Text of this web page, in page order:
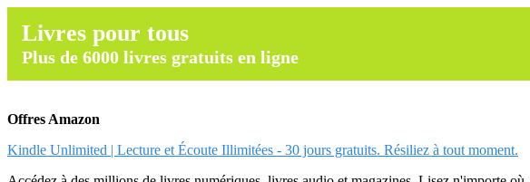
Livres pour tous
Plus de 6000 livres gratuits en ligne
Offres Amazon
Kindle Unlimited | Lecture et Écoute Illimitées - 30 jours gratuits. Résiliez à tout moment.